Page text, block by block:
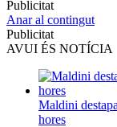
Publicitat
Anar al contingut
Publicitat
AVUI ÉS NOTÍCIA
Maldini
hores